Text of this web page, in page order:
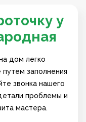
у
дом легко
заполнения
звонка нашего
проблемы и
мастера.